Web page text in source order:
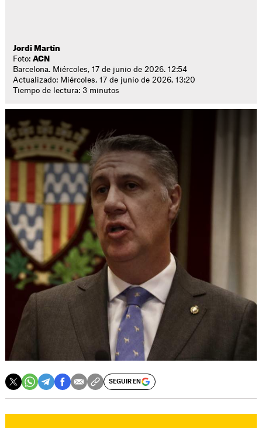
Jordi Martín
Foto:ACN
Barcelona. Miércoles, 17 de junio de 2026. 12:54
Actualizado: Miércoles, 17 de junio de 2026. 13:20
Tiempo de lectura: 3 minutos
SEGUIR EN